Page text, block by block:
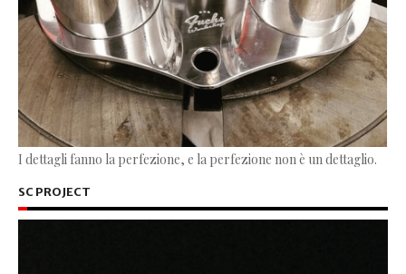
I dettagli fanno la perfezione, e la perfezione non è un dettaglio.
SC PROJECT